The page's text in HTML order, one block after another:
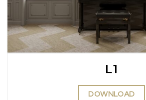
L1
DOWNLOAD